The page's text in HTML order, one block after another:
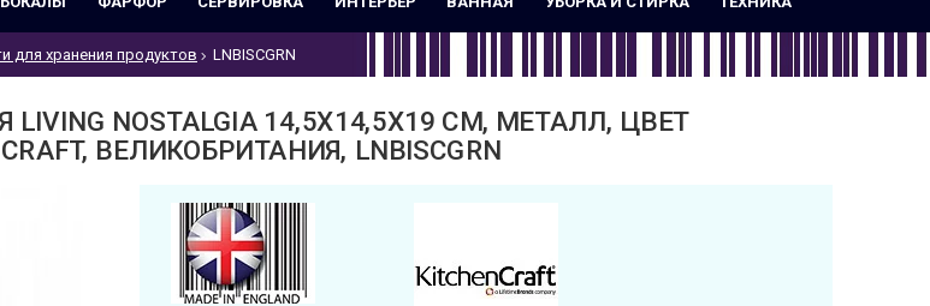
для хранения продуктов LNBISCGRN
NOSTALGIA 14,5X14,5X19 СМ, МЕТАЛЛ, ЦВЕТ
ВЕЛИКОБРИТАНИЯ, LNBISCGRN